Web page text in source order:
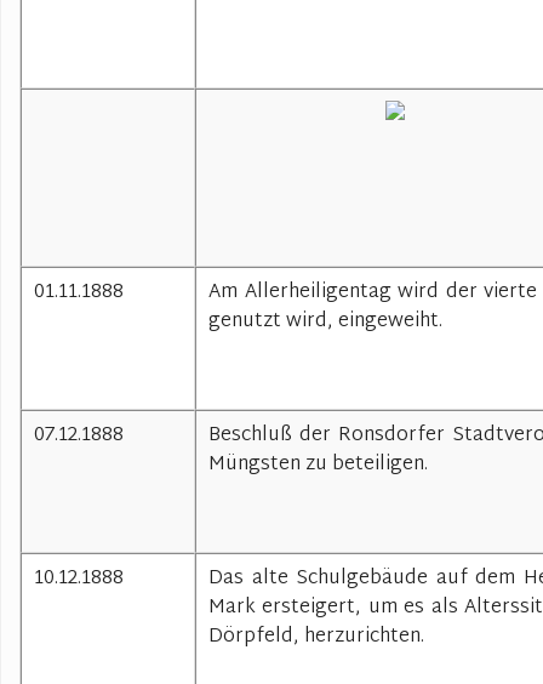
01.11.1888
Am Allerheiligentag wird der
genutzt wird, eingeweiht.
07.12.1888
Beschluß der Ronsdorfer
Müngsten zu beteiligen.
10.12.1888
Das alte Schulgebäude auf dem
Mark ersteigert, um es als
Dörpfeld, herzurichten.